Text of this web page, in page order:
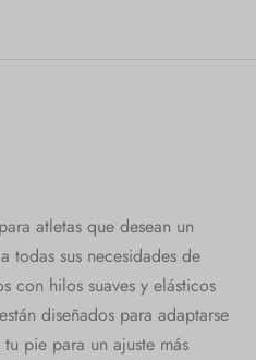
atletas que desean un
todas sus necesidades de
con hilos suaves y elásticos
diseñados para adaptarse
pie para un ajuste más